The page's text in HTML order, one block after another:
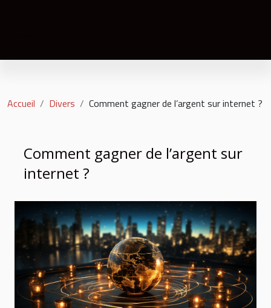
Accueil Divers Comment gagner de l’argent sur internet ?
Comment gagner de l’argent sur
internet ?